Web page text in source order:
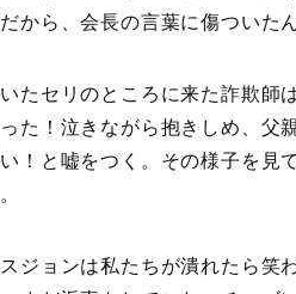
から、会長の言葉に傷ついた
たセリのところに来た詐欺師
た！泣きながら抱きしめ、父
！と嘘をつく。その様子を見
ジョンは私たちが潰れたら笑